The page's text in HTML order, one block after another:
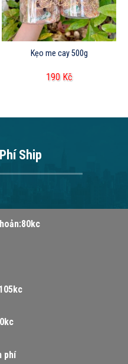
Kẹo me cay 500g
190 Kč
Ship
phí